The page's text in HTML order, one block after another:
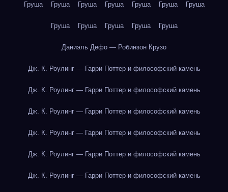
Груша Груша Груша Груша Груша Груша Груша
Груша Груша Груша Груша Груша
Даниэль Дефо — Робинзон Крузо
Дж. К. Роулинг — Гарри Поттер и философский камень
Дж. К. Роулинг — Гарри Поттер и философский камень
Дж. К. Роулинг — Гарри Поттер и философский камень
Дж. К. Роулинг — Гарри Поттер и философский камень
Дж. К. Роулинг — Гарри Поттер и философский камень
Дж. К. Роулинг — Гарри Поттер и философский камень